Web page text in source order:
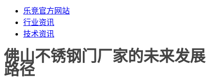
乐竞官方网站
行业资讯
技术资讯
佛山不锈钢门厂家的未来发展
路径